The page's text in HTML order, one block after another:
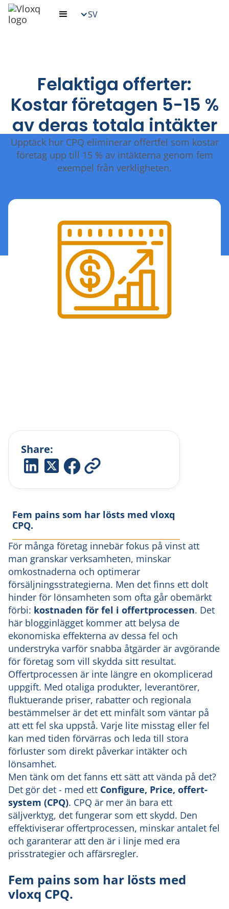
SV
Felaktiga offerter:
Kostar företagen 5-15 %
av deras totala intäkter
Upptäck hur CPQ eliminerar offertfel som kostar
företag upp till 15 % av intäkterna genom fem
exempel från verkligheten.
Share:
Fem pains som har lösts med vloxq
CPQ.
För många företag innebär fokus på vinst att
man granskar verksamheten, minskar
omkostnaderna och optimerar
försäljningsstrategierna. Men det finns ett dolt
hinder för lönsamheten som ofta går obemärkt
förbi: kostnaden för fel i offertprocessen. Det
här blogginlägget kommer att belysa de
ekonomiska effekterna av dessa fel och
understryka varför snabba åtgärder är avgörande
för företag som vill skydda sitt resultat.
Offertprocessen är inte längre en okomplicerad
uppgift. Med otaliga produkter, leverantörer,
fluktuerande priser, rabatter och regionala
bestämmelser är det ett minfält som väntar på
att ett fel ska uppstå. Varje lite misstag eller fel
kan med tiden förvärras och leda till stora
förluster som direkt påverkar intäkter och
lönsamhet.
Men tänk om det fanns ett sätt att vända på det?
Det gör det - med ett Configure, Price, offert-
system (CPQ). CPQ är mer än bara ett
säljverktyg, det fungerar som ett skydd. Den
effektiviserar offertprocessen, minskar antalet fel
och garanterar att den är i linje med era
prisstrategier och affärsregler.
Fem pains som har lösts med
vloxq CPQ.